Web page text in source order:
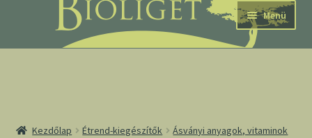
navigációhoz
tartalomba
Menü
Kezdőlap Étrend-kiegészítők
Ásványi anyagok, vitaminok